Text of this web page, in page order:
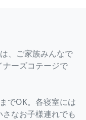
、ご家族みんなで
ーズコテージで
でOK。各寝室には
なお子様連れでも